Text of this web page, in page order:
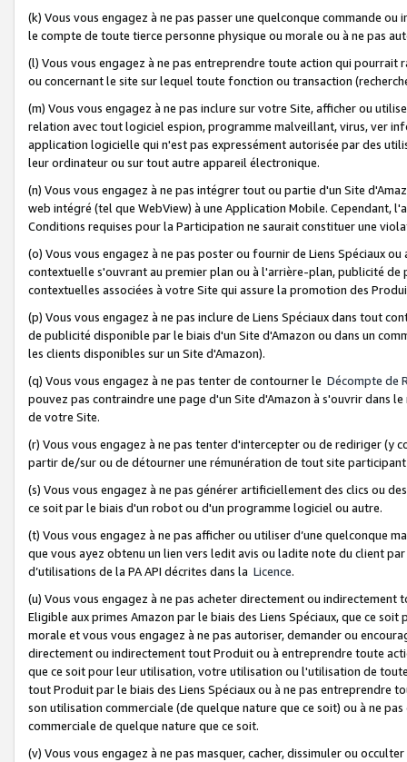
(k) Vous vous engagez à ne pas passer une quelconque commande
le compte de toute tierce personne physique ou morale ou à ne pas
(l) Vous vous engagez à ne pas entreprendre toute action qui
ou concernant le site sur lequel toute fonction ou transaction
(m) Vous vous engagez à ne pas inclure sur votre Site, afficher ou
relation avec tout logiciel espion, programme malveillant, virus, ver
application logicielle qui n'est pas expressément autorisée par des
leur ordinateur ou sur tout autre appareil électronique.
(n) Vous vous engagez à ne pas intégrer tout ou partie d'un Site
web intégré (tel que WebView) à une Application Mobile. Cependant,
Conditions requises pour la Participation ne saurait constituer une
(o) Vous vous engagez à ne pas poster ou fournir de Liens Spéciaux
contextuelle s'ouvrant au premier plan ou à l'arrière-plan, publicité
contextuelles associées à votre Site qui assure la promotion des
(p) Vous vous engagez à ne pas inclure de Liens Spéciaux dans tout
de publicité disponible par le biais d'un Site d'Amazon ou dans un
les clients disponibles sur un Site d'Amazon).
(q) Vous vous engagez à ne pas tenter de contourner le Décompte de
pouvez pas contraindre une page d'un Site d'Amazon à s'ouvrir dans
de votre Site.
(r) Vous vous engagez à ne pas tenter d'intercepter ou de rediriger
partir de/sur ou de détourner une rémunération de tout site
(s) Vous vous engagez à ne pas générer artificiellement des clics ou
ce soit par le biais d'un robot ou d'un programme logiciel ou autre.
(t) Vous vous engagez à ne pas afficher ou utiliser d’une quelconque
que vous ayez obtenu un lien vers ledit avis ou ladite note du client
d’utilisations de la PA API décrites dans la Licence.
(u) Vous vous engagez à ne pas acheter directement ou
Eligible aux primes Amazon par le biais des Liens Spéciaux, que ce
morale et vous vous engagez à ne pas autoriser, demander ou
directement ou indirectement tout Produit ou à entreprendre toute
que ce soit pour leur utilisation, votre utilisation ou l'utilisation de
tout Produit par le biais des Liens Spéciaux ou à ne pas entreprendre
son utilisation commerciale (de quelque nature que ce soit) ou à ne
commerciale de quelque nature que ce soit.
(v) Vous vous engagez à ne pas masquer, cacher, dissimuler ou